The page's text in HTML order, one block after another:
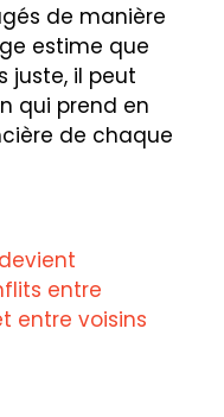
de manière
estime que
juste, il peut
qui prend en
de chaque
entre
entre voisins